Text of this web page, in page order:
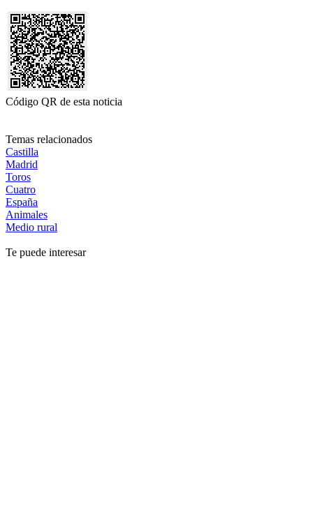
Código QR de esta noticia
Temas relacionados
Castilla
Madrid
Toros
Cuatro
España
Animales
Medio rural
Te puede interesar